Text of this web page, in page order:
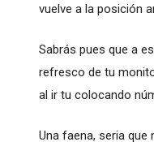
vuelve a la posición
Sabrás pues que a
refresco de tu
al ir tu colocando
Una faena, seria